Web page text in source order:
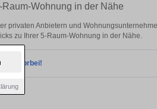
Wohnung in der Nähe
privaten Anbietern und
zu Ihrer 5-Raum-Wohnung in der Nähe.
vorbei!